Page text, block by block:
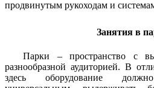
продвинутым рукоходам и
Занятия в
Парки – пространство с
разнообразной аудиторией. В
здесь оборудование